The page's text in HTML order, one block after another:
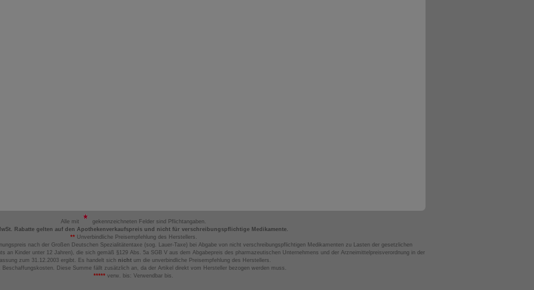
Alle mit
gekennzeichneten Felder sind Pflichtangaben.
Rabatte gelten auf den Apothekenverkaufspreis und nicht für verschreibungspflichtige Medikamente.
**Unverbindliche Preisempfehlung des Herstellers.
nach der Großen Deutschen Spezialitätentaxe (sog. Lauer-Taxe) bei Abgabe von nicht verschreibungspflichtigen Medikamenten zu Lasten der gesetzlichen
an Kinder unter 12 Jahren), die sich gemäß §129 Abs. 5a SGB V aus dem Abgabepreis des pharmazeutischen Unternehmens und der Arzneimittelpreisverordnung in der
zum 31.12.2003 ergibt. Es handelt sich nicht um die unverbindliche Preisempfehlung des Herstellers.
Beschaffungskosten. Diese Summe fällt zusätzlich an, da der Artikel direkt vom Hersteller bezogen werden muss.
***** verw. bis: Verwendbar bis.